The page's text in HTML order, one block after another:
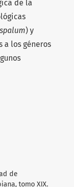
de la
) y
a los géneros
de
tomo XIX.